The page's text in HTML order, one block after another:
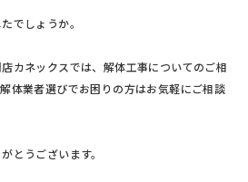
でしょうか。
カネックスでは、解体工事についてのご相
体業者選びでお困りの方はお気軽にご相談
とうございます。